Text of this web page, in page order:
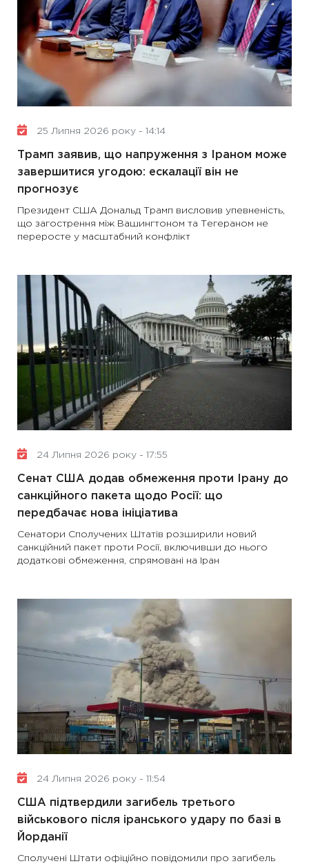
25 Липня 2026 року - 14:14
Трамп заявив, що напруження з Іраном може
завершитися угодою: ескалації він не
прогнозує
Президент США Дональд Трамп висловив упевненість,
що загострення між Вашингтоном та Тегераном не
переросте у масштабний конфлікт
24 Липня 2026 року - 17:55
Сенат США додав обмеження проти Ірану до
санкційного пакета щодо Росії: що
передбачає нова ініціатива
Сенатори Сполучених Штатів розширили новий
санкційний пакет проти Росії, включивши до нього
додаткові обмеження, спрямовані на Іран
24 Липня 2026 року - 11:54
США підтвердили загибель третього
військового після іранського удару по базі в
Йорданії
Сполучені Штати офіційно повідомили про загибель